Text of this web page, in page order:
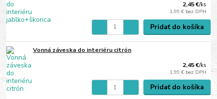
2,45 €/ks
1,99 € bez DPH
Pridať do košíka
Vonná záveska do interiéru citrón
2,45 €/ks
1,99 € bez DPH
Pridať do košíka